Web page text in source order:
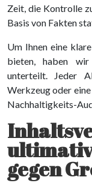
Zeit, die Kontrolle
Basis von Fakten
Um Ihnen eine
bieten, haben
unterteilt. Jeder
Werkzeug oder
Nachhaltigkeits-
gegen